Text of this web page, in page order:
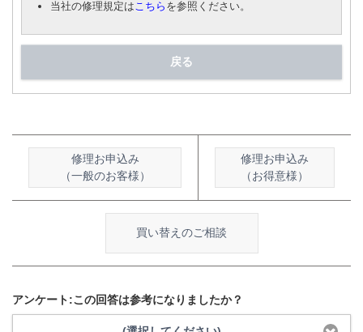
当社の修理規定はこちら を参照ください。
戻る
修理お申込み
（一般のお客様）
修理お申込み
（お得意様）
買い替えのご相談
アンケート:この回答は参考になりましたか？